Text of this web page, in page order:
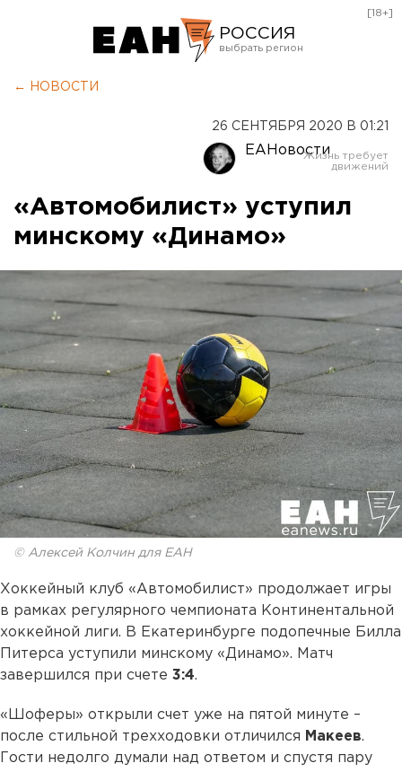
РОССИЯ
Оренбург
[18+]
← НОВОСТИ
26 СЕНТЯБРЯ 2020 В 01:21
ЕАНовости
«Автомобилист» уступил
минскому «Динамо»
© Алексей Колчин для ЕАН
Хоккейный клуб «Автомобилист» продолжает игры
в рамках регулярного чемпионата Континентальной
хоккейной лиги. В Екатеринбурге подопечные Билла
Питерса уступили минскому «Динамо». Матч
завершился при счете 3:4.
«Шоферы» открыли счет уже на пятой минуте –
после стильной трехходовки отличился Макеев.
Гости недолго думали над ответом и спустя пару